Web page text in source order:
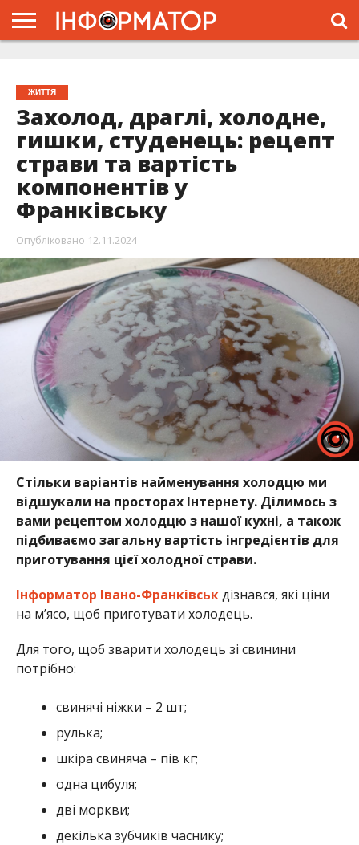
ЖИТТЯ
Захолод, драглі, холодне,
гишки, студенець: рецепт
страви та вартість
компонентів у
Франківську
Опубліковано 12.11.2024
Стільки варіантів найменування холодцю ми
відшукали на просторах Інтернету. Ділимось з
вами рецептом холодцю з нашої кухні, а також
підбиваємо загальну вартість інгредієнтів для
приготування цієї холодної страви.
Інформатор Івано-Франківськдізнався, які ціни
на м’ясо, щоб приготувати холодець.
Для того, щоб зварити холодець зі свинини
потрібно:
свинячі ніжки – 2 шт;
рулька;
шкіра свиняча – пів кг;
одна цибуля;
дві моркви;
декілька зубчиків часнику;